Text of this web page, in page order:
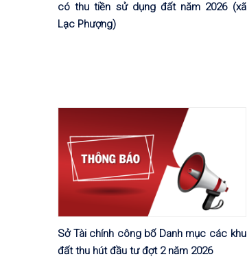
có thu tiền sử dụng đất năm 2026 (xã
Lạc Phượng)
Sở Tài chính công bố Danh mục các khu
đất thu hút đầu tư đợt 2 năm 2026